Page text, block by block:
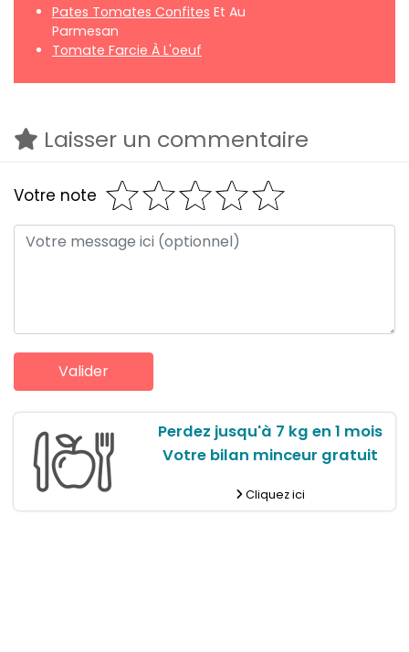
Pates Tomates Confites Et Au
Parmesan
Tomate Farcie À L'oeuf
Laisser un commentaire
Votre note
Perdez jusqu'à 7 kg en 1 mois
Votre bilan minceur gratuit
Cliquez ici